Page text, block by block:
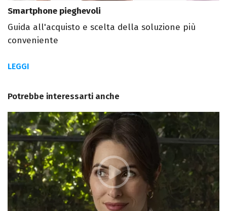
Smartphone pieghevoli
Guida all'acquisto e scelta della soluzione più
conveniente
LEGGI
Potrebbe interessarti anche